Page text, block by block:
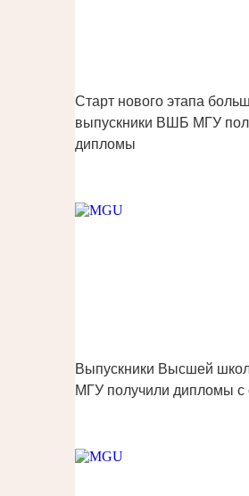
Старт нового этапа
выпускники ВШБ МГУ
дипломы
Выпускники Высшей
МГУ получили дипломы с